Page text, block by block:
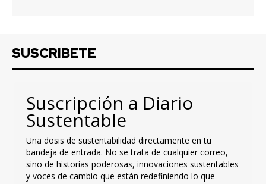
SUSCRIBETE
Suscripción a Diario
Sustentable
Una dosis de sustentabilidad directamente en tu
bandeja de entrada. No se trata de cualquier correo,
sino de historias poderosas, innovaciones sustentables
y voces de cambio que están redefiniendo lo que